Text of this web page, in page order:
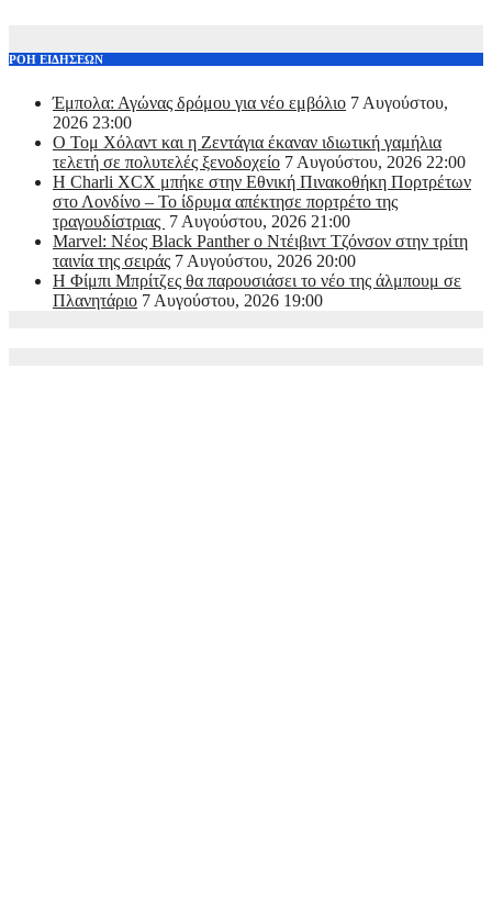
ΡΟΗ ΕΙΔΗΣΕΩΝ
Έμπολα: Αγώνας δρόμου για νέο εμβόλιο 7 Αυγούστου,
2026 23:00
O Τομ Χόλαντ και η Ζεντάγια έκαναν ιδιωτική γαμήλια
τελετή σε πολυτελές ξενοδοχείο 7 Αυγούστου, 2026 22:00
Η Charli XCX μπήκε στην Εθνική Πινακοθήκη Πορτρέτων
στο Λονδίνο – Το ίδρυμα απέκτησε πορτρέτο της
τραγουδίστριας 7 Αυγούστου, 2026 21:00
Marvel: Νέος Black Panther ο Ντέιβιντ Τζόνσον στην τρίτη
ταινία της σειράς 7 Αυγούστου, 2026 20:00
Η Φίμπι Μπρίτζες θα παρουσιάσει το νέο της άλμπουμ σε
Πλανητάριο 7 Αυγούστου, 2026 19:00